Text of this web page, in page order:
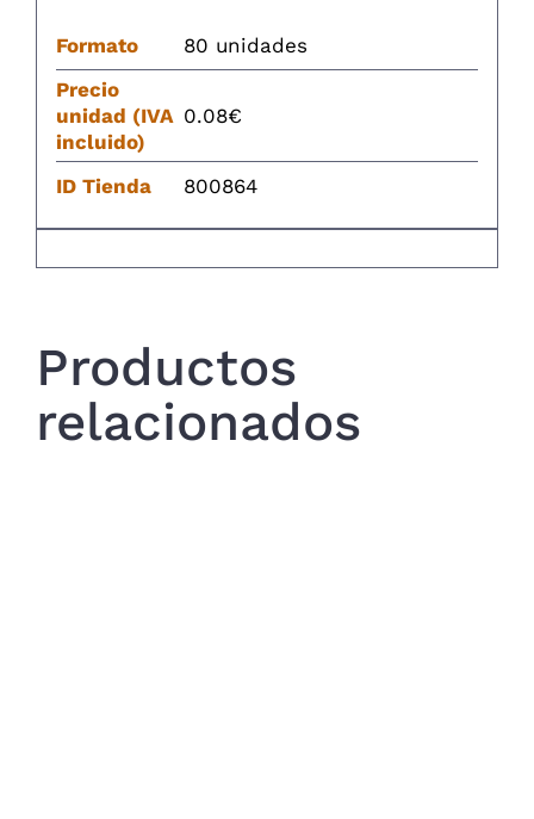
Formato
80 unidades
Precio
unidad (IVA
incluido)
0.08€
ID Tienda 800864
Productos
relacionados